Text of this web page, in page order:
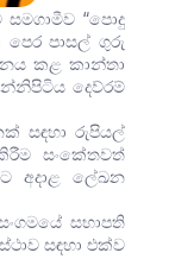
“පොදු
පාසල් ගුරු
කළ කාන්තා
දෙව්රම්
සඳහා රුපියල්
සංකේතවත්
අදාළ ලේඛන
සභාපති
සඳහා එක්ව